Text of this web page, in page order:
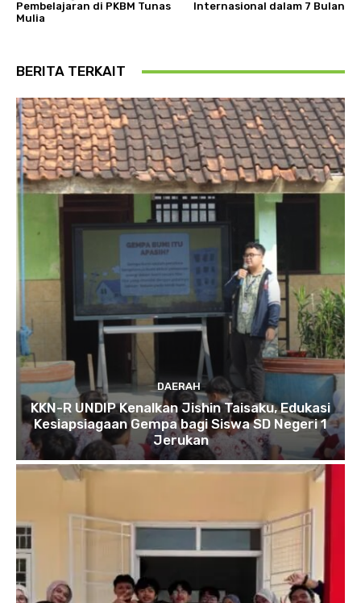
Pembelajaran di PKBM Tunas
Mulia
Internasional dalam 7 Bulan
BERITA TERKAIT
DAERAH
KKN-R UNDIP Kenalkan Jishin Taisaku, Edukasi
Kesiapsiagaan Gempa bagi Siswa SD Negeri 1
Jerukan